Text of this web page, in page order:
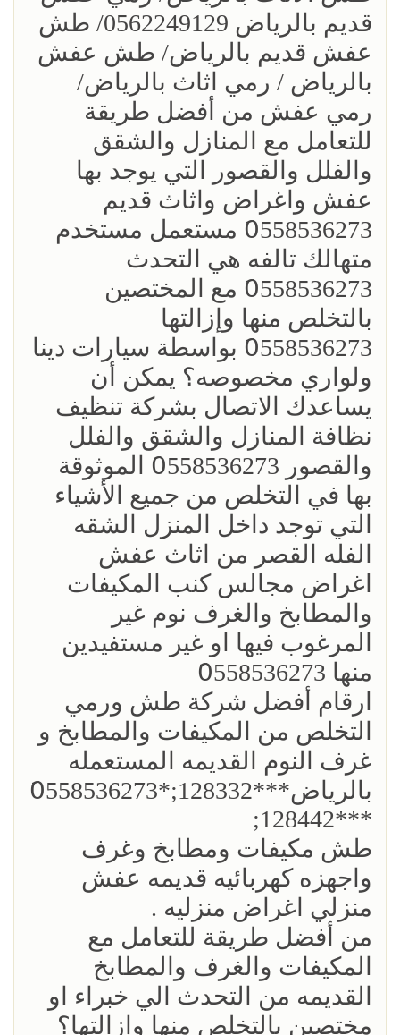
قديم بالرياض 0562249129/ طش
عفش قديم بالرياض/ طش عفش
بالرياض / رمي اثاث بالرياض/
رمي عفش من أفضل طريقة
للتعامل مع المنازل والشقق
والفلل والقصور التي يوجد بها
عفش واغراض واثاث قديم
0َ558536273 مستعمل مستخدم
متهالك تالفه هي التحدث
0َ558536273 مع المختصين
بالتخلص منها وإزالتها
0َ558536273 بواسطة سيارات دينا
ولواري مخصوصه؟ يمكن أن
يساعدك الاتصال بشركة تنظيف
نظافة المنازل والشقق والفلل
والقصور 0َ558536273 الموثوقة
بها في التخلص من جميع الأشياء
التي توجد داخل المنزل الشقه
الفله القصر من اثاث عفش
اغراض مجالس كنب المكيفات
والمطابخ والغرف نوم غير
المرغوب فيها او غير مستفيدين
منها 0َ558536273
ارقام أفضل شركة طش ورمي
التخلص من المكيفات والمطابخ و
غرف النوم القديمه المستعمله
بالرياض***128332;*0َ558536273
***128442;
طش مكيفات ومطابخ وغرف
واجهزه كهربائيه قديمه عفش
منزلي اغراض منزليه .
من أفضل طريقة للتعامل مع
المكيفات والغرف والمطابخ
القديمه من التحدث الي خبراء او
مختصين بالتخلص منها وإزالتها؟